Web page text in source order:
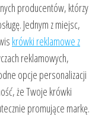
producentów, którzy
Jednym z miejsc,
krówki reklamowe z
reklamowych,
opcje personalizacji
że Twoje krówki
promujące markę.